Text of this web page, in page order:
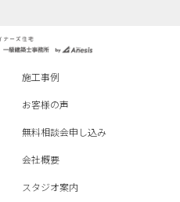
施工事例
お客様の声
無料相談会申し込み
会社概要
スタジオ案内